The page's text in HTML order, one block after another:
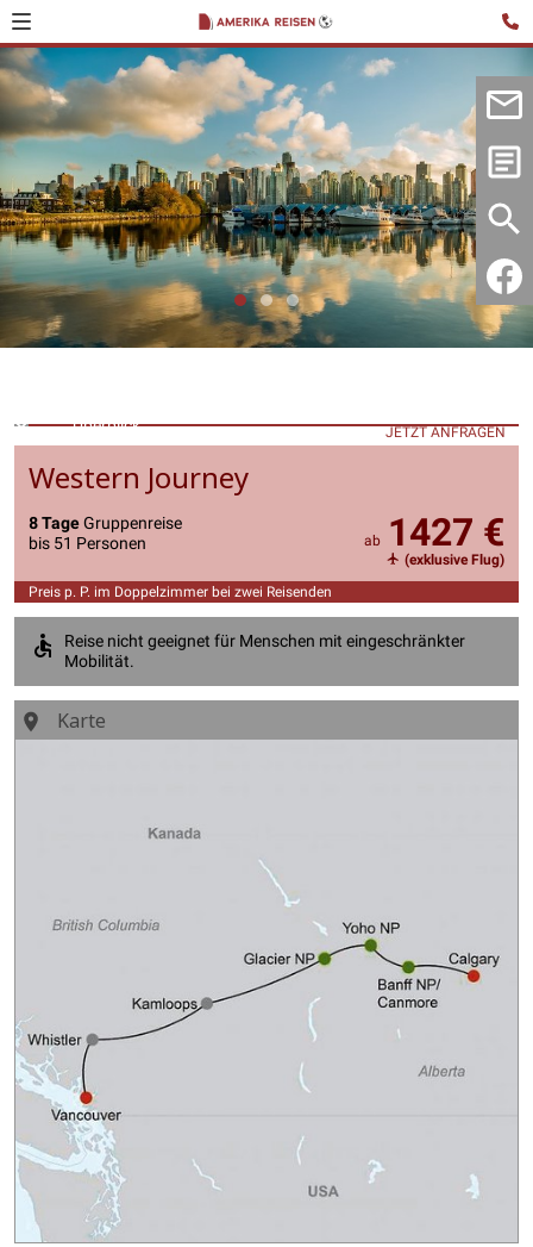
Überblick JETZT ANFRAGEN
Western Journey
8 TageGruppenreise
bis 51 Personen
ab 1427 €
(exklusive Flug)
Preis p. P. im Doppelzimmer bei zwei Reisenden
Reise nicht geeignet für Menschen mit eingeschränkter
Mobilität.
Karte